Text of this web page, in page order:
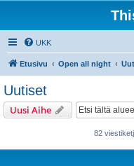
UKK
Etusivu Open all night
Uutiset
Uusi Aihe
82